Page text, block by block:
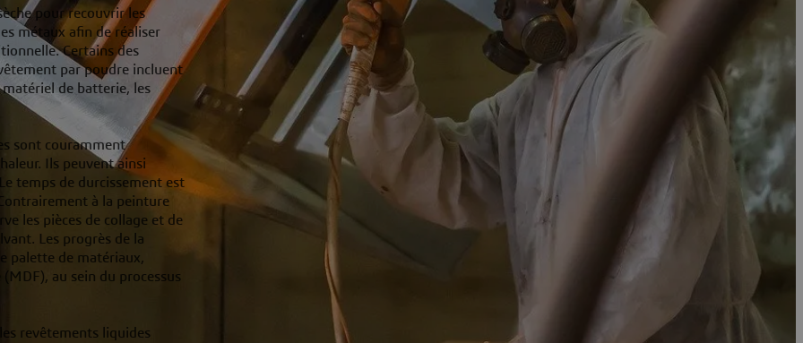
pour recouvrir les
métaux afin de réaliser
Certains des
par poudre incluent
matériel de batterie, les
sont couramment
Ils peuvent ainsi
temps de durcissement est
à la peinture
les pièces de collage et de
Les progrès de la
palette de matériaux,
au sein du processus
revêtements liquides